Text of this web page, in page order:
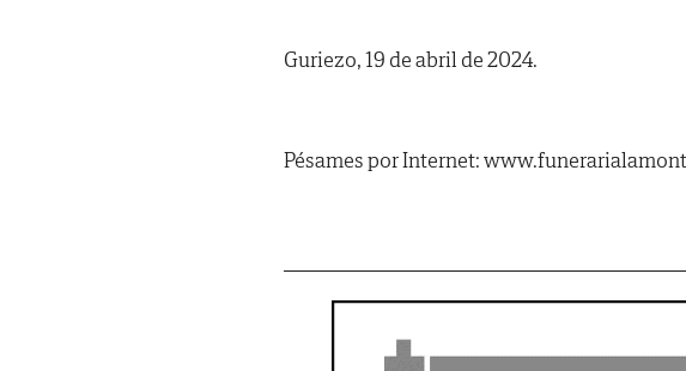
Guriezo, 19 de abril de 2024.
Pésames por Internet: